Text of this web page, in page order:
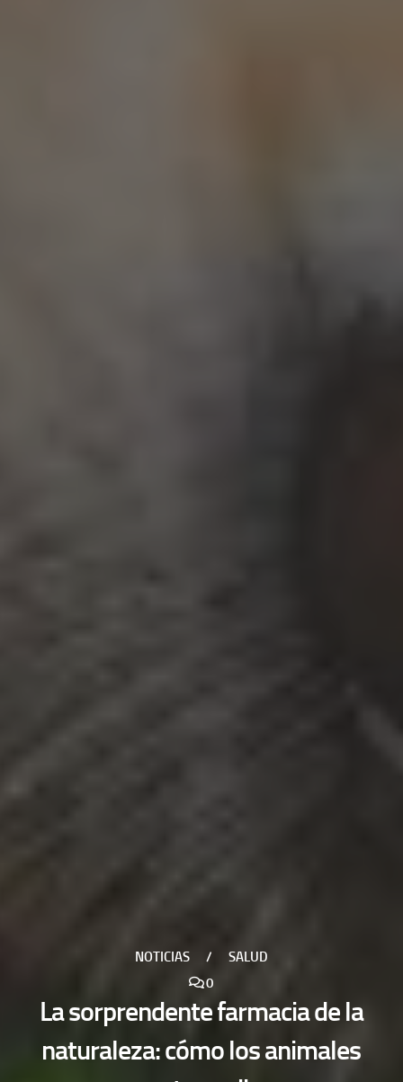
NOTICIAS /
SALUD
0
La sorprendente farmacia de la
naturaleza: cómo los animales